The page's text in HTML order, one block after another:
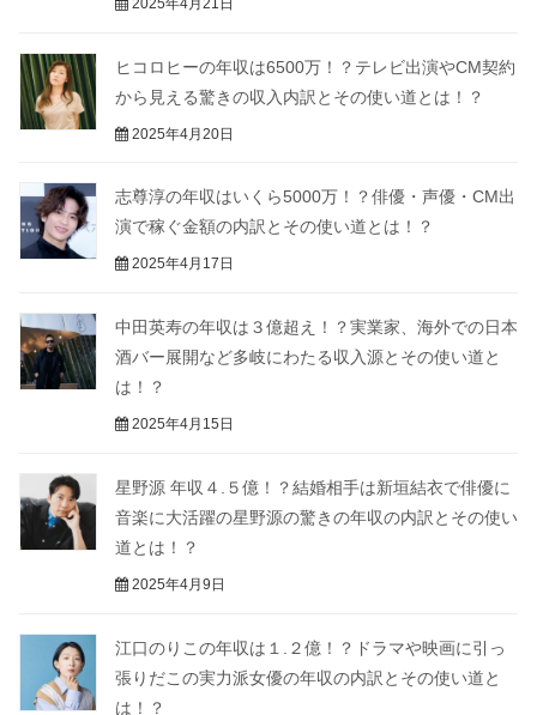
ヒコロヒーの年収は6500万！？テレビ出演やCM契約
から見える驚きの収入内訳とその使い道とは！？
2025年4月20日
志尊淳の年収はいくら5000万！？俳優・声優・CM出
演で稼ぐ金額の内訳とその使い道とは！？
2025年4月17日
中田英寿の年収は３億超え！？実業家、海外での日本
酒バー展開など多岐にわたる収入源とその使い道と
は！？
2025年4月15日
星野源 年収４.５億！？結婚相手は新垣結衣で俳優に
音楽に大活躍の星野源の驚きの年収の内訳とその使い
道とは！？
2025年4月9日
江口のりこの年収は１.２億！？ドラマや映画に引っ
張りだこの実力派女優の年収の内訳とその使い道と
は！？